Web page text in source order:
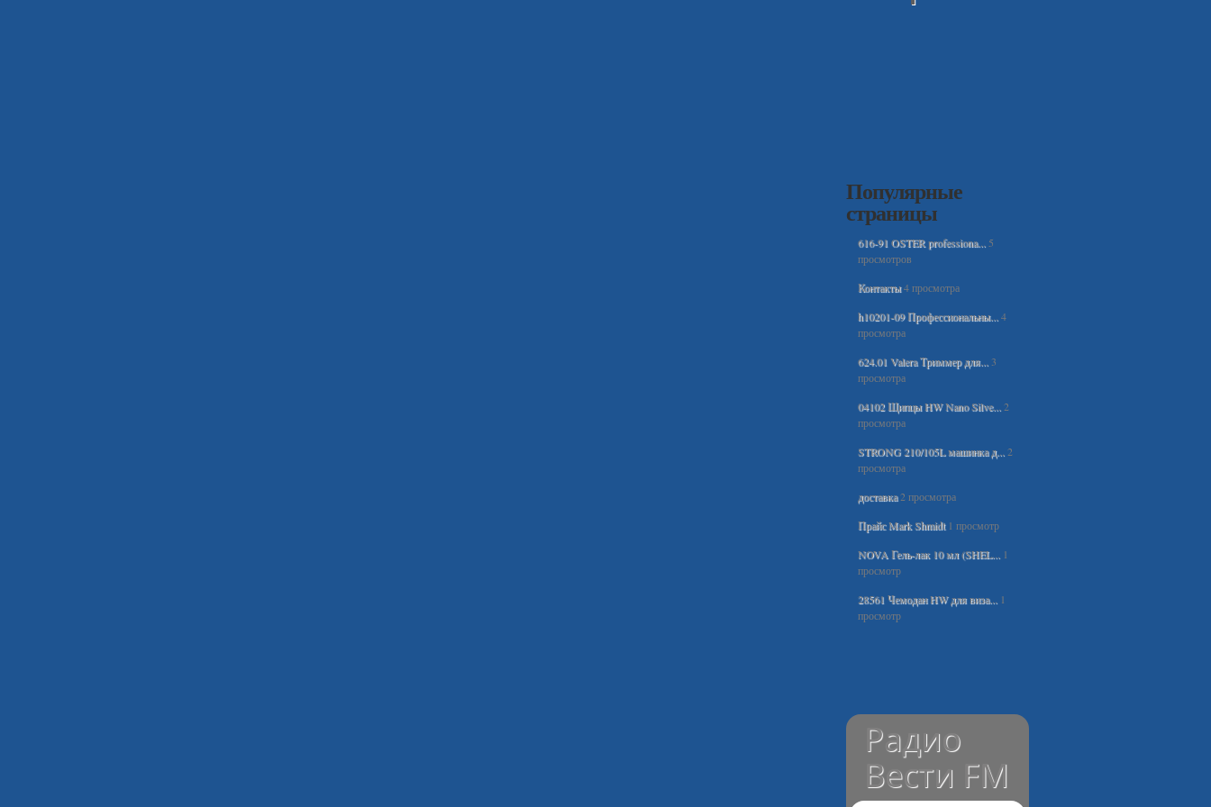
Популярные
страницы
616-91 OSTER professiona...5
просмотров
Контакты4 просмотра
h10201-09 Профессиональны...4
просмотра
624.01 Valera Триммер для...3
просмотра
04102 Щипцы HW Nano Silve...2
просмотра
STRONG 210/105L машинка д...2
просмотра
доставка2 просмотра
Прайс Mark Shmidt 1 просмотр
NOVA Гель-лак 10 мл (SHEL... 1
просмотр
28561 Чемодан HW для виза... 1
просмотр
Радио
Вести FM